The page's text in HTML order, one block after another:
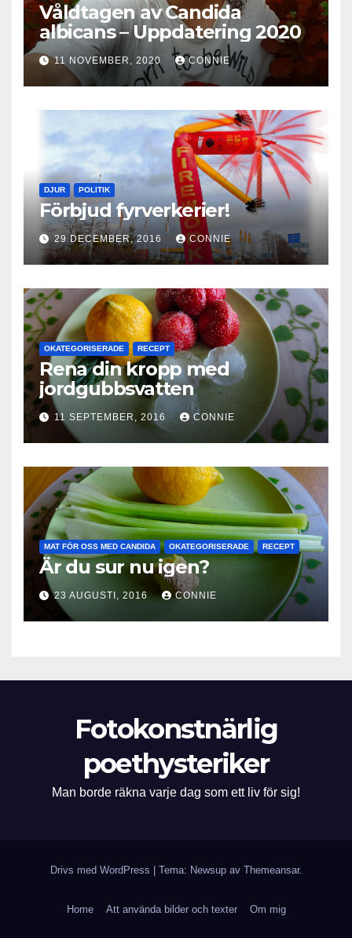
Våldtagen av Candida
albicans – Uppdatering 2020
11 NOVEMBER, 2020 CONNIE
DJUR POLITIK
Förbjud fyrverkerier!
29 DECEMBER, 2016 CONNIE
OKATEGORISERADE RECEPT
Rena din kropp med
jordgubbsvatten
11 SEPTEMBER, 2016 CONNIE
MAT FÖR OSS MED CANDIDA OKATEGORISERADE RECEPT
Är du sur nu igen?
23 AUGUSTI, 2016 CONNIE
Fotokonstnärlig
poethysteriker
Man borde räkna varje dag som ett liv för sig!
Drivs med WordPress Tema: Newsup av Themeansar.
Home Att använda bilder och texter Om mig